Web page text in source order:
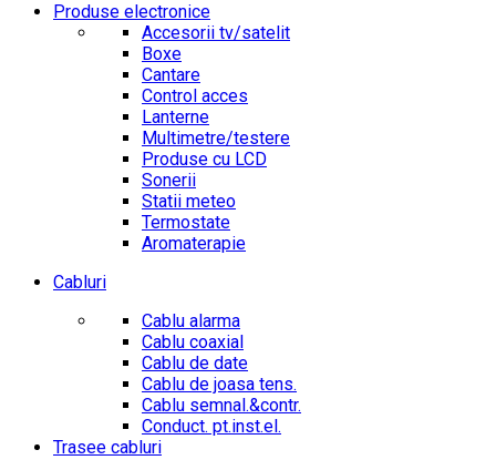
Produse electronice
Accesorii tv/satelit
Boxe
Cantare
Control acces
Lanterne
Multimetre/testere
Produse cu LCD
Sonerii
Statii meteo
Termostate
Aromaterapie
Cabluri
Cablu alarma
Cablu coaxial
Cablu de date
Cablu de joasa tens.
Cablu semnal.&contr.
Conduct. pt.inst.el.
Trasee cabluri